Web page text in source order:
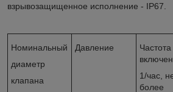
взрывозащищенное исполнение - IP67.
Номинальный
диаметр
клапана
Давление
Частота
1/час,
более